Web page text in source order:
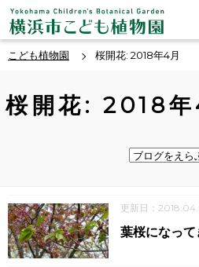
こども植物園 桜開花: 2018年4月
桜開花: 2018年
更新日：
葉桜になって